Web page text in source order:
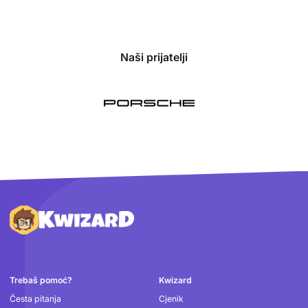
Naši prijatelji
Podnožje
Trebaš pomoć?
Česta pitanja
Kwizard
Cjenik